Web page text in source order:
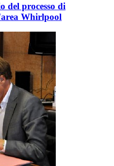
del processo di
Whirlpool